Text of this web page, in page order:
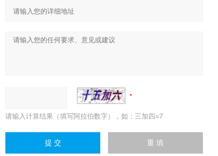
请输入计算结果（填写阿拉伯数字），如：三加四=7